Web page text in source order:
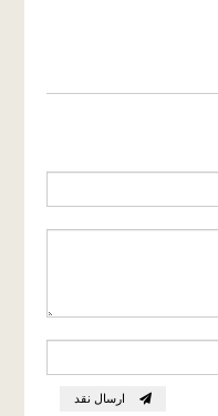
ارسال نقد